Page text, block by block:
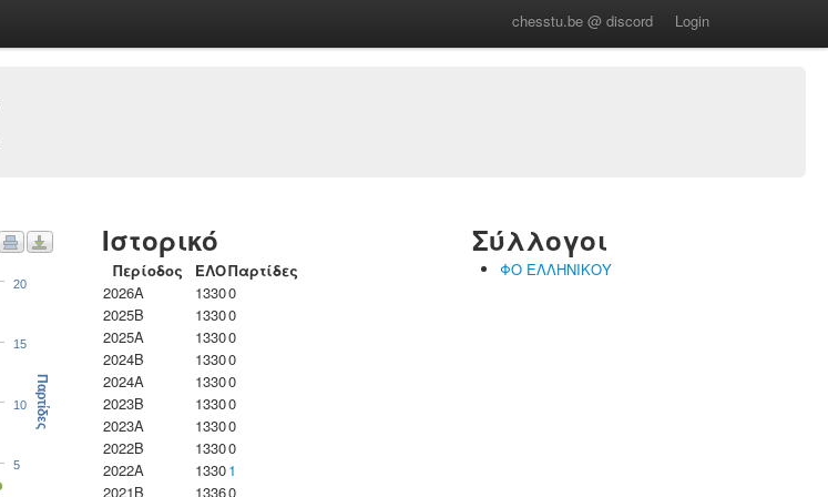
chesstu.be @ discord Login
5
10
15
20
Παρτίδες
Ιστορικό
Περίοδος ΕΛΟΠαρτίδες
2026A
13300
2025B
13300
2025A
13300
2024B
13300
2024A
13300
2023B
13300
2023Α
13300
2022B
13300
2022A
13301
2021B
13360
Σύλλογοι
ΦΟ ΕΛΛΗΝΙΚΟΥ